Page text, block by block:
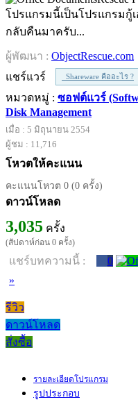
โปรแกรมนี้เป็นโปรแกรมกู้
กลับคืนมาครับ...
ผู้พัฒนา : ObjectRescue.com
แชร์แวร์
Shareware คืออะไร ?
หมวดหมู่ : ซอฟต์แวร์
Disk Management
เมื่อ : 5 มิถุนายน 2554
ผู้ชม : 11,716
โหวตให้คะแนน
คะแนนโหวต 0 (0 ครั้ง)
ดาวน์โหลด
3,035 ครั้ง
(สัปดาห์ก่อน 0 ครั้ง)
แชร์บทความนี้ :
0
»
รีวิว
ดาวน์โหลด
สั่งซื้อ
รายละเอียดโปรแกรม
รูปประกอบ